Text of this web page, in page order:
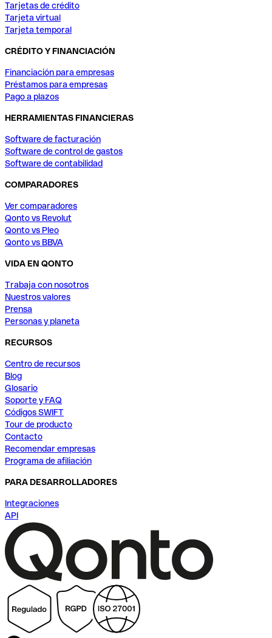
Tarjetas de crédito
Tarjeta virtual
Tarjeta temporal
CRÉDITO Y FINANCIACIÓN
Financiación para empresas
Préstamos para empresas
Pago a plazos
HERRAMIENTAS FINANCIERAS
Software de facturación
Software de control de gastos
Software de contabilidad
COMPARADORES
Ver comparadores
Qonto vs Revolut
Qonto vs Pleo
Qonto vs BBVA
VIDA EN QONTO
Trabaja con nosotros
Nuestros valores
Prensa
Personas y planeta
RECURSOS
Centro de recursos
Blog
Glosario
Soporte y FAQ
Códigos SWIFT
Tour de producto
Contacto
Recomendar empresas
Programa de afiliación
PARA DESARROLLADORES
Integraciones
API